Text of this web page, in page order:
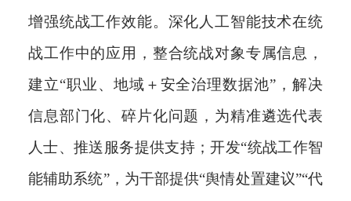
增强统战工作效能。深化人工智能技术在统
战工作中的应用，整合统战对象专属信息，
建立“职业、地域＋安全治理数据池”，解决
信息部门化、碎片化问题，为精准遴选代表
人士、推送服务提供支持；开发“统战工作智
能辅助系统”，为干部提供“舆情处置建议”“代